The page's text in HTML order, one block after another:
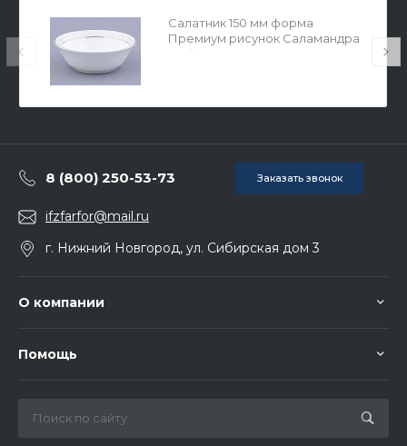
Салатник 150 мм форма
Премиум рисунок Саламандра
Грей арт 80.44705.00.1
8 (800) 250-53-73 Заказать звонок
ifzfarfor@mail.ru
г. Нижний Новгород, ул. Сибирская дом 3
О компании
Помощь